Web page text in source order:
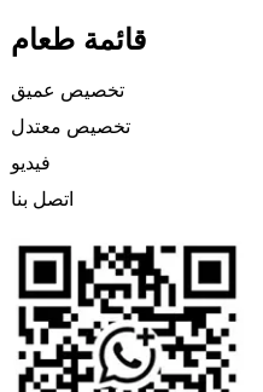
قائمة طعام
تخصيص عميق
تخصيص معتدل
فيديو
اتصل بنا